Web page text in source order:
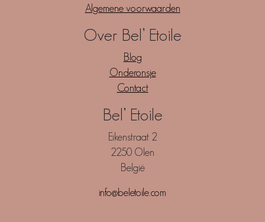
Algemene voorwaarden
Over Bel’ Etoile
Blog
Onderonsje
Contact
Bel’ Etoile
Eikenstraat 2
2250 Olen
België
info@beletoile.com